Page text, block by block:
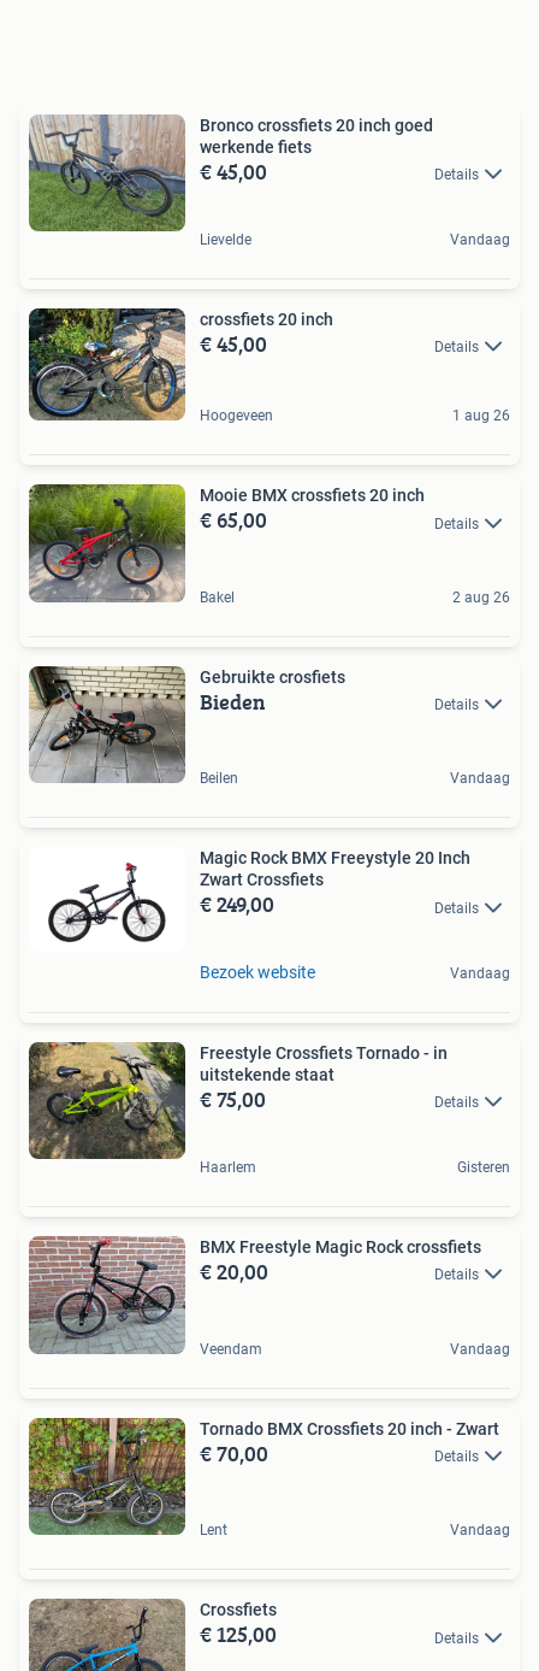
Bronco crossfiets 20 inch goed
werkende fiets
€ 45,00 Details
Lievelde Vandaag
crossfiets 20 inch
€ 45,00 Details
Hoogeveen 1 aug 26
Mooie BMX crossfiets 20 inch
€ 65,00 Details
Bakel 2 aug 26
Gebruikte crosfiets
Bieden Details
Beilen Vandaag
Magic Rock BMX Freeystyle 20 Inch
Zwart Crossfiets
€ 249,00 Details
Bezoek website Vandaag
Freestyle Crossfiets Tornado - in
uitstekende staat
€ 75,00 Details
Haarlem Gisteren
BMX Freestyle Magic Rock crossfiets
€ 20,00 Details
Veendam Vandaag
Tornado BMX Crossfiets 20 inch - Zwart
€ 70,00 Details
Lent Vandaag
Crossfiets
€ 125,00 Details